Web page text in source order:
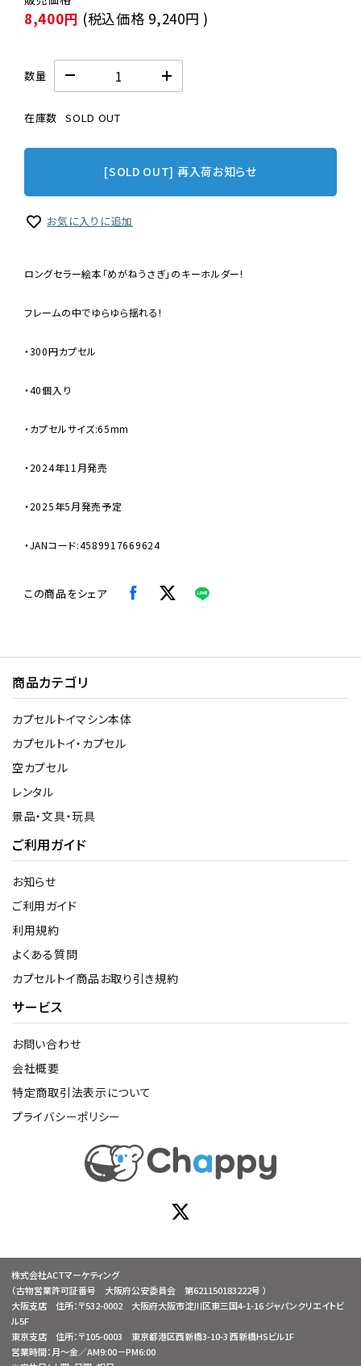
8,400円 (税込価格 9,240円 )
数量
在庫数 SOLD OUT
[SOLD OUT] 再入荷お知らせ
お気に入りに追加
ロングセラー絵本「めがねうさぎ」のキーホルダー!
フレームの中でゆらゆら揺れる!
・300円カプセル
・40個入り
・カプセルサイズ:65mm
・2024年11月発売
・2025年5月発売予定
・JANコード:4589917669624
この商品をシェア
商品カテゴリ
カプセルトイマシン本体
カプセルトイ・カプセル
空カプセル
レンタル
景品・文具・玩具
ご利用ガイド
お知らせ
ご利用ガイド
利用規約
よくある質問
カプセルトイ商品お取り引き規約
サービス
お問い合わせ
会社概要
特定商取引法表示について
プライバシーポリシー
株式会社ACTマーケティング
（古物営業許可証番号 大阪府公安委員会 第621150183222号 ）
大阪支店 住所：〒532-0002 大阪府大阪市淀川区東三国4-1-16 ジャパンクリエイトビ
ル5F
東京支店 住所：〒105-0003 東京都港区西新橋3-10-3 西新橋HSビル1F
営業時間：月～金／AM9:00－PM6:00